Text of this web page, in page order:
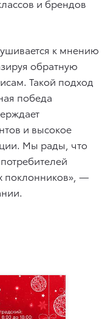
и брендов
к мнению
обратную
Такой подход
победа
и высокое
Мы рады, что
поклонников», —